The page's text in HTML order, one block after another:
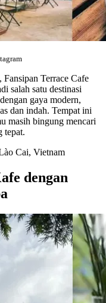
Fansipan Terrace Cafe
salah satu destinasi
gaya modern,
dan indah. Tempat ini
masih bingung mencari
tepat.
Cai, Vietnam
dengan